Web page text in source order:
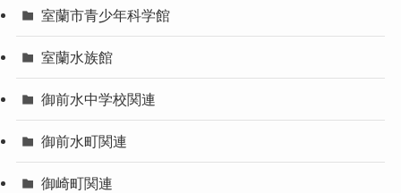
室蘭市青少年科学館
室蘭水族館
御前水中学校関連
御前水町関連
御崎町関連